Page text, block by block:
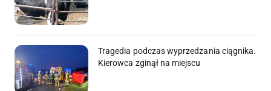
Tragedia podczas wyprzedzania ciągnika.
Kierowca zginął na miejscu